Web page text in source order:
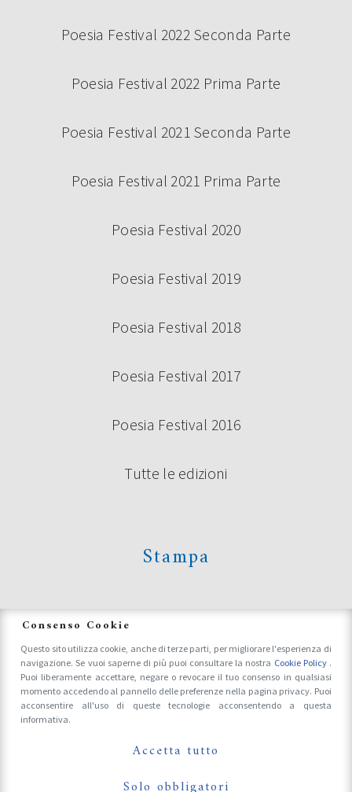
Poesia Festival 2022 Seconda Parte
Poesia Festival 2022 Prima Parte
Poesia Festival 2021 Seconda Parte
Poesia Festival 2021 Prima Parte
Poesia Festival 2020
Poesia Festival 2019
Poesia Festival 2018
Poesia Festival 2017
Poesia Festival 2016
Tutte le edizioni
Stampa
Accrediti Stampa e Fotografi
Follow Us On
Consenso Cookie
Questo sito utilizza cookie, anche di terze parti, per migliorare l'esperienza di
navigazione. Se vuoi saperne di più puoi consultare la nostra Cookie Policy .
Puoi liberamente accettare, negare o revocare il tuo consenso in qualsiasi
momento accedendo al pannello delle preferenze nella pagina privacy. Puoi
acconsentire all'uso di queste tecnologie acconsentendo a questa
informativa.
Accetta tutto
Solo obbligatori